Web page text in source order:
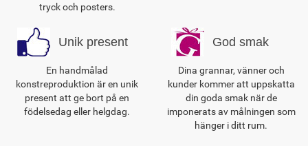
tryck och posters.
Unik present
En handmålad
konstreproduktion är en unik
present att ge bort på en
födelsedag eller helgdag.
God smak
Dina grannar, vänner och
kunder kommer att uppskatta
din goda smak när de
imponerats av målningen som
hänger i ditt rum.